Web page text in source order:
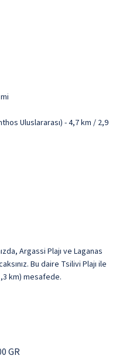
Uluslararası) - 4,7 km / 2,9
Argassi Plajı ve Laganas
Bu daire Tsilivi Plajı ile
km) mesafede.
GR